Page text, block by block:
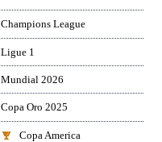
Champions League
Ligue 1
Mundial 2026
Copa Oro 2025
Copa America